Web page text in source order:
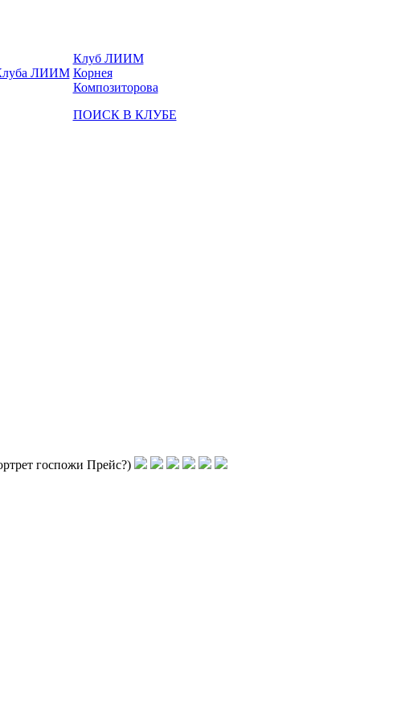
Клуб ЛИИМ
Корнея
Композиторова
ПОИСК В КЛУБЕ